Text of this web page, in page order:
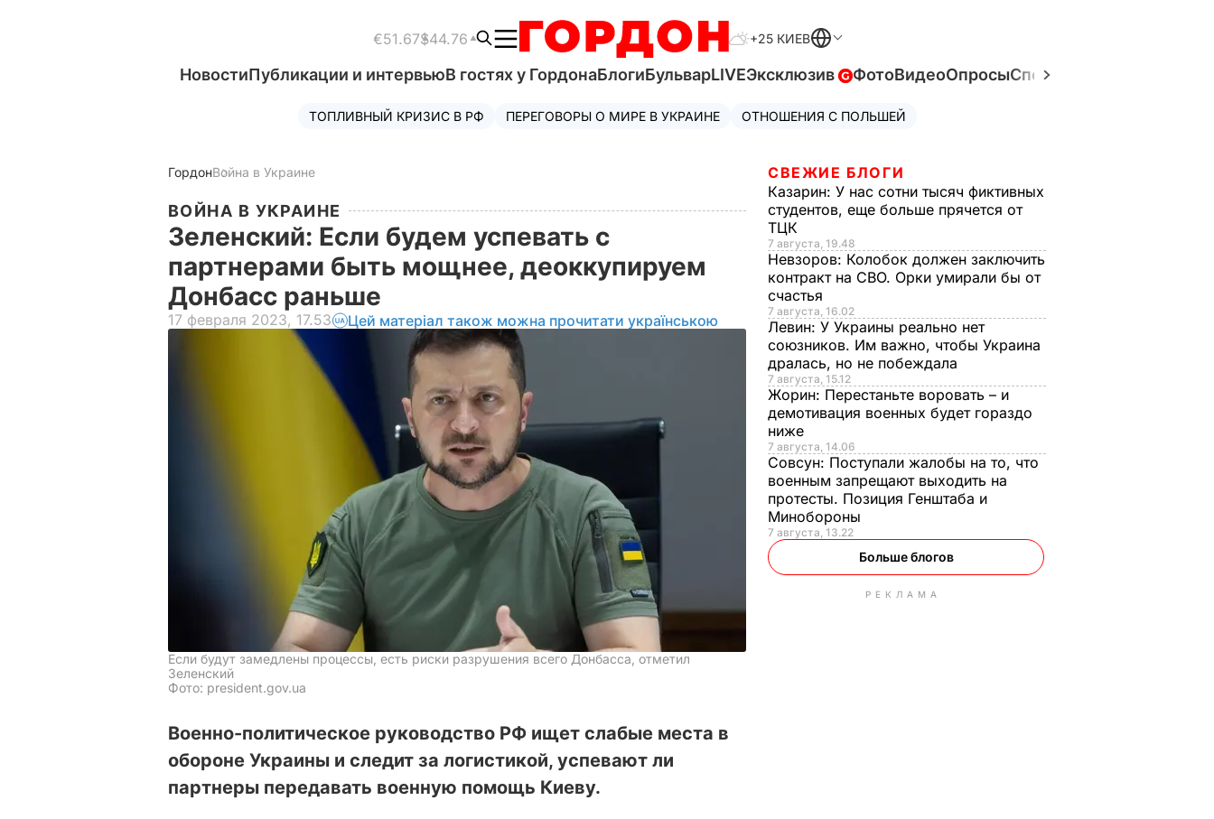
€51.67$44.76 +25 КИЕВ
НовостиПубликации и интервьюВ гостях у ГордонаБлогиБульварLIVEЭксклюзив ФотоВидеоОпросыСпецпроекты
ТОПЛИВНЫЙ КРИЗИС В РФ ПЕРЕГОВОРЫ О МИРЕ В УКРАИНЕ ОТНОШЕНИЯ С ПОЛЬШЕЙ
ГордонВойна в Украине
ВОЙНА В УКРАИНЕ
Зеленский: Если будем успевать с
партнерами быть мощнее, деоккупируем
Донбасс раньше
17 февраля 2023, 17.53 Цей матеріал також можна прочитати українською
Если будут замедлены процессы, есть риски разрушения всего Донбасса, отметил
Зеленский
Фото: president.gov.ua
Военно-политическое руководство РФ ищет слабые места в
обороне Украины и следит за логистикой, успевают ли
партнеры передавать военную помощь Киеву.
СВЕЖИЕ БЛОГИ
Казарин: У нас сотни тысяч фиктивных
студентов, еще больше прячется от
ТЦК
7 августа, 19.48
Невзоров: Колобок должен заключить
контракт на СВО. Орки умирали бы от
счастья
7 августа, 16.02
Левин: У Украины реально нет
союзников. Им важно, чтобы Украина
дралась, но не побеждала
7 августа, 15.12
Жорин: Перестаньте воровать – и
демотивация военных будет гораздо
ниже
7 августа, 14.06
Совсун: Поступали жалобы на то, что
военным запрещают выходить на
протесты. Позиция Генштаба и
Минобороны
7 августа, 13.22
Больше блогов
РЕКЛАМА